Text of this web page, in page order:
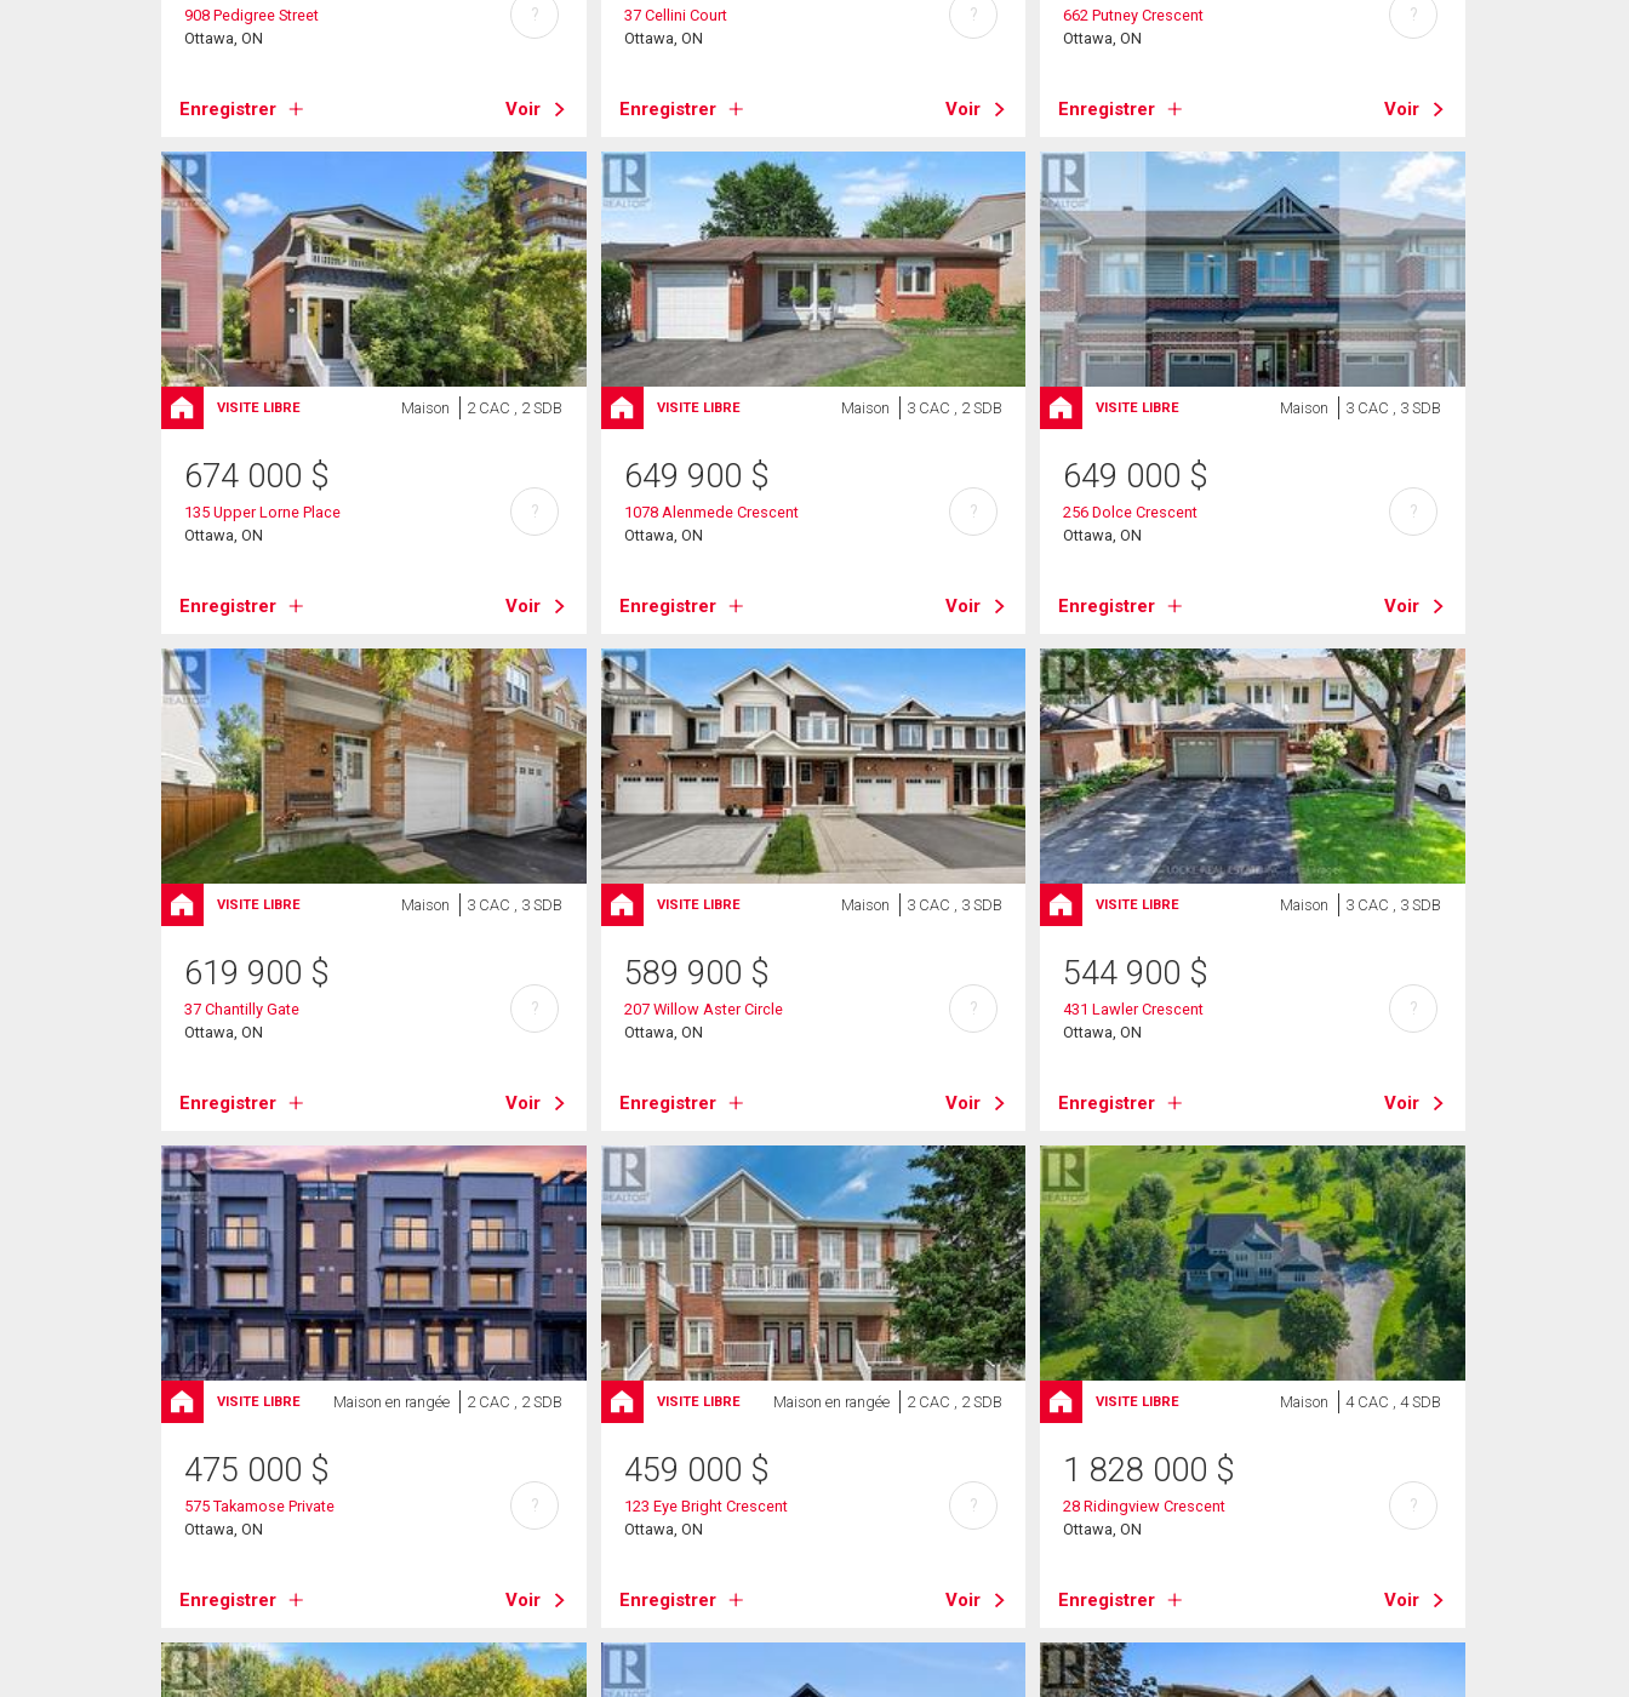
908 Pedigree Street
Ottawa, ON
Enregistrer Voir
?
37 Cellini Court
Ottawa, ON
Enregistrer Voir
?
662 Putney Crescent
Ottawa, ON
Enregistrer Voir
?
VISITE LIBRE Maison 2 CAC , 2 SDB
674 000 $
135 Upper Lorne Place
Ottawa, ON
Enregistrer Voir
?
VISITE LIBRE Maison 3 CAC , 2 SDB
649 900 $
1078 Alenmede Crescent
Ottawa, ON
Enregistrer Voir
?
VISITE LIBRE Maison 3 CAC , 3 SDB
649 000 $
256 Dolce Crescent
Ottawa, ON
Enregistrer Voir
?
VISITE LIBRE Maison 3 CAC , 3 SDB
619 900 $
37 Chantilly Gate
Ottawa, ON
Enregistrer Voir
?
VISITE LIBRE Maison 3 CAC , 3 SDB
589 900 $
207 Willow Aster Circle
Ottawa, ON
Enregistrer Voir
?
VISITE LIBRE Maison 3 CAC , 3 SDB
544 900 $
431 Lawler Crescent
Ottawa, ON
Enregistrer Voir
?
VISITE LIBRE Maison en rangée 2 CAC , 2 SDB
475 000 $
575 Takamose Private
Ottawa, ON
Enregistrer Voir
?
VISITE LIBRE Maison en rangée 2 CAC , 2 SDB
459 000 $
123 Eye Bright Crescent
Ottawa, ON
Enregistrer Voir
?
VISITE LIBRE Maison 4 CAC , 4 SDB
1 828 000 $
28 Ridingview Crescent
Ottawa, ON
Enregistrer Voir
?